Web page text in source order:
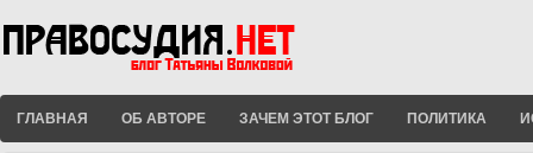
ГЛАВНАЯ ОБ АВТОРЕ ЗАЧЕМ ЭТОТ БЛОГ ПОЛИТИКА